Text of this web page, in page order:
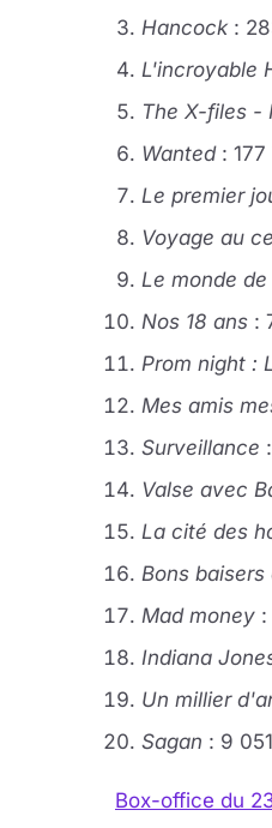
Hancock :
L'incroyable
The X-files -
Wanted: 177
Le premier
Voyage au
Le monde
Nos 18 ans :
Prom night :
Mes amis
Surveillance
Valse avec
La cité des
Bons baisers
Mad money :
Indiana
Un millier
Sagan : 9
Box-office du